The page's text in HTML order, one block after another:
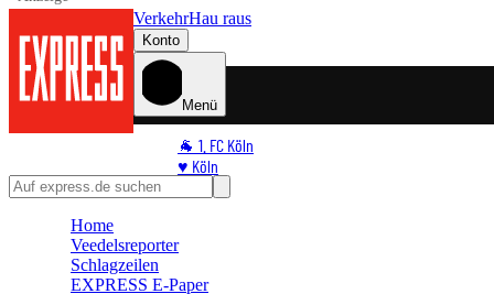
VerkehrHau raus
Konto
Menü
🐐 1. FC Köln
♥️ Köln
🛒 Shoppingwelt
Home
Veedelsreporter
Schlagzeilen
EXPRESS E-Paper